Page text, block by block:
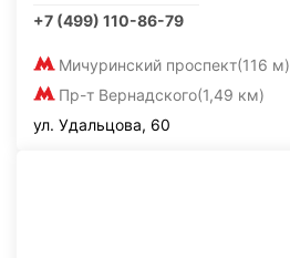
+7 (499) 110-86-79
Мичуринский проспект(116 м)
Пр-т Вернадского(1,49 км)
ул. Удальцова, 60